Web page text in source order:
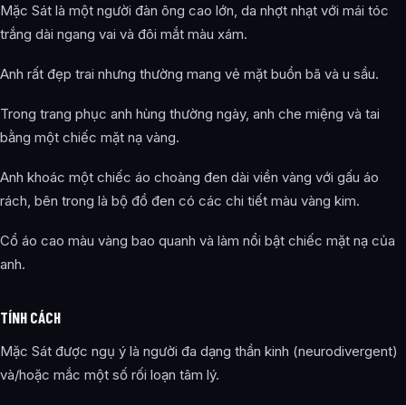
Mặc Sát là một người đàn ông cao lớn, da nhợt nhạt với mái tóc
trắng dài ngang vai và đôi mắt màu xám.
Anh rất đẹp trai nhưng thường mang vẻ mặt buồn bã và u sầu.
Trong trang phục anh hùng thường ngày, anh che miệng và tai
bằng một chiếc mặt nạ vàng.
Anh khoác một chiếc áo choàng đen dài viền vàng với gấu áo
rách, bên trong là bộ đồ đen có các chi tiết màu vàng kim.
Cổ áo cao màu vàng bao quanh và làm nổi bật chiếc mặt nạ của
anh.
TÍNH CÁCH
Mặc Sát được ngụ ý là người đa dạng thần kinh (neurodivergent)
và/hoặc mắc một số rối loạn tâm lý.